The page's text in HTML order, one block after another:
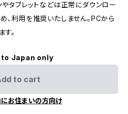
タブレットなどは正常にダウンロー
、利用を推奨いたしません。PCから
。
Japan only
to cart
お住まいの方向け